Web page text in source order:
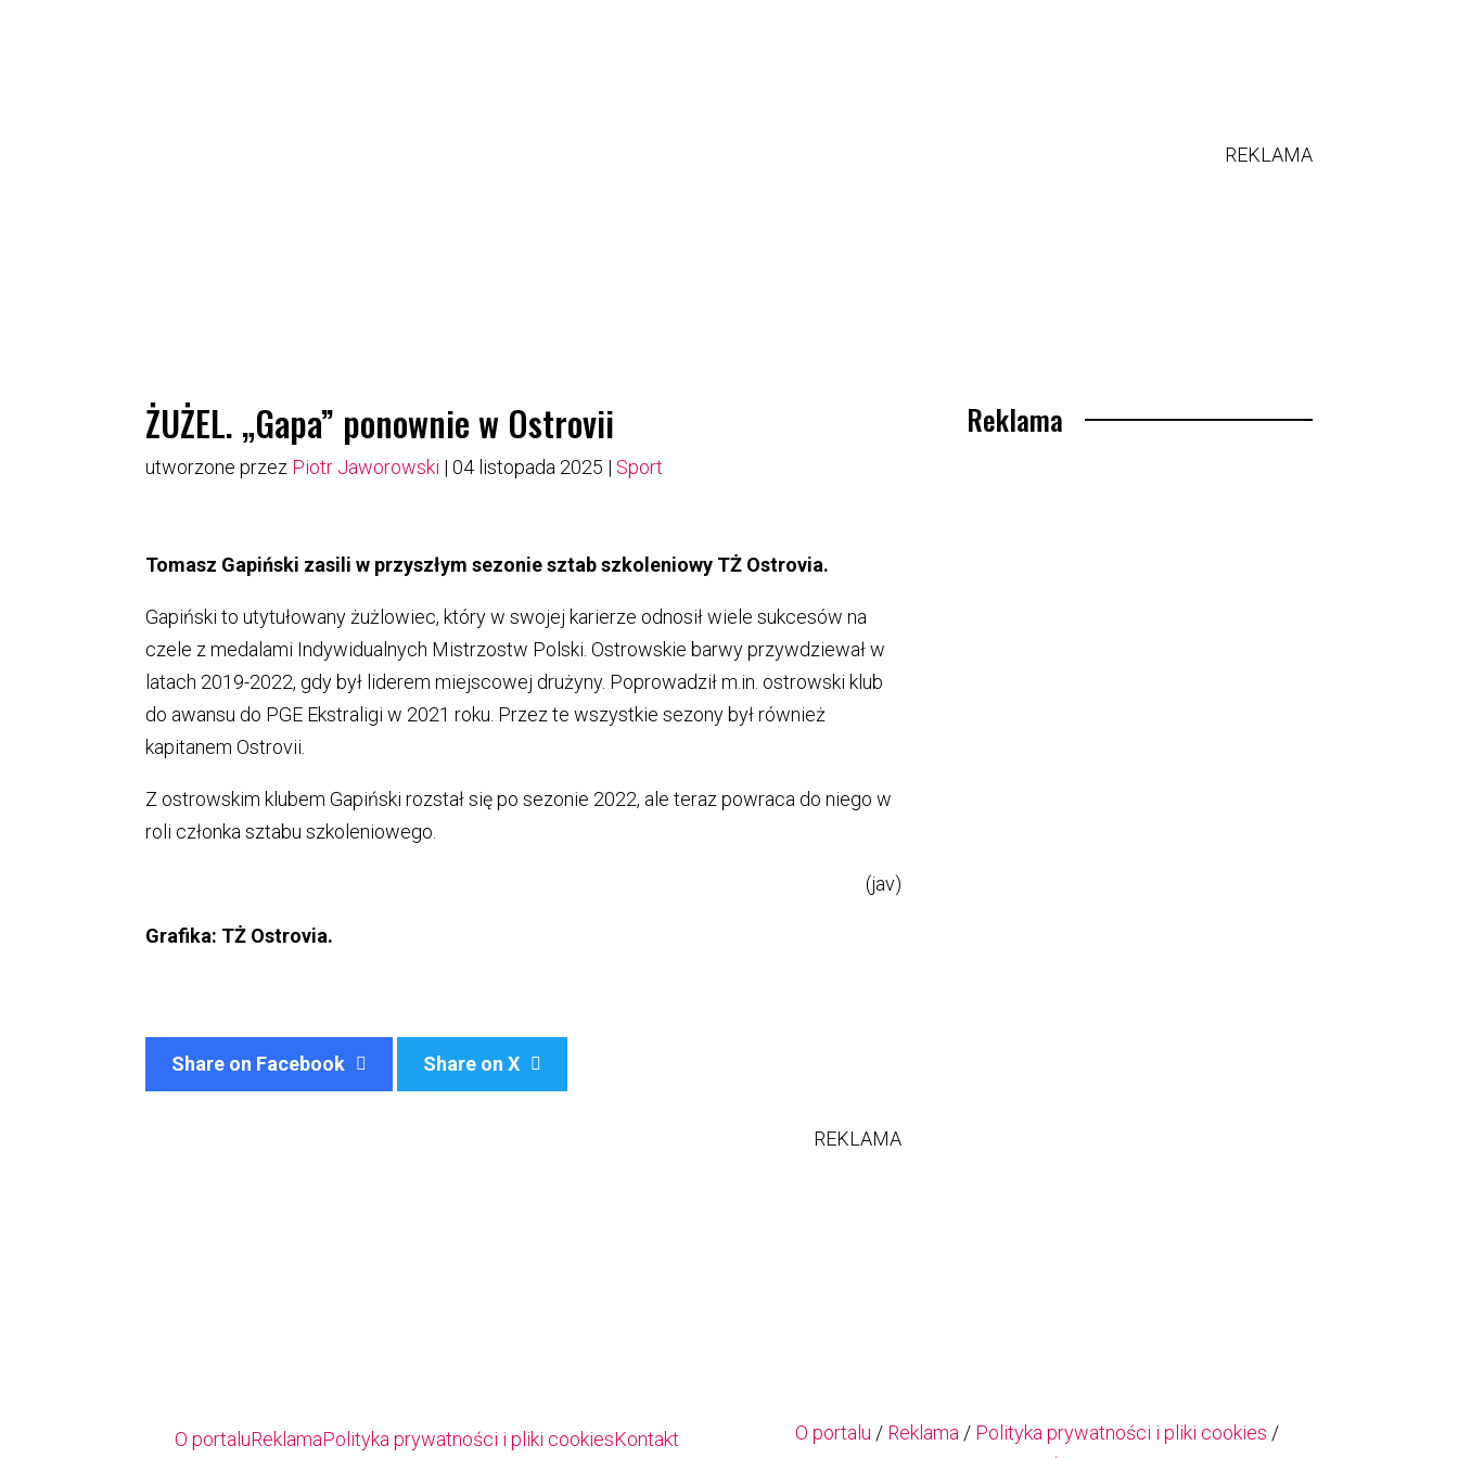
REKLAMA
ŻUŻEL. „Gapa” ponownie w Ostrovii
utworzone przez Piotr Jaworowski |04 listopada 2025 | Sport
Tomasz Gapiński zasili w przyszłym sezonie sztab szkoleniowy TŻ Ostrovia.
Gapiński to utytułowany żużlowiec, który w swojej karierze odnosił wiele sukcesów na
czele z medalami Indywidualnych Mistrzostw Polski. Ostrowskie barwy przywdziewał w
latach 2019-2022, gdy był liderem miejscowej drużyny. Poprowadził m.in. ostrowski klub
do awansu do PGE Ekstraligi w 2021 roku. Przez te wszystkie sezony był również
kapitanem Ostrovii.
Z ostrowskim klubem Gapiński rozstał się po sezonie 2022, ale teraz powraca do niego w
roli członka sztabu szkoleniowego.
(jav)
Grafika: TŻ Ostrovia.
Share on Facebook Share on X 
REKLAMA
Reklama
O portaluReklamaPolityka prywatności i pliki cookiesKontakt O portalu / Reklama / Polityka prywatności i pliki cookies /